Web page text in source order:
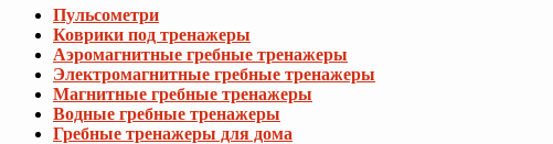
Пульсометри
Коврики под тренажеры
Аэромагнитные гребные тренажеры
Электромагнитные гребные тренажеры
Магнитные гребные тренажеры
Водные гребные тренажеры
Гребные тренажеры для дома